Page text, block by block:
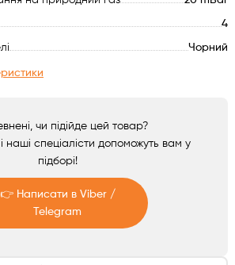
4
Чорний
чи підійде цей товар?
наші спеціалісти допоможуть вам у
підборі!
👉 Написати в Viber /
Telegram